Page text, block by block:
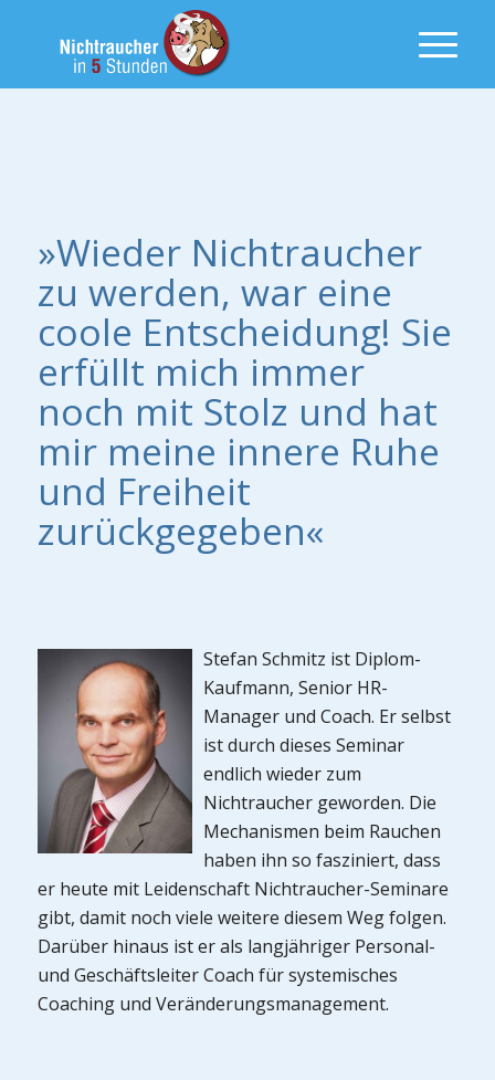
»Wieder Nichtraucher
zu werden, war eine
coole Entscheidung! Sie
erfüllt mich immer
noch mit Stolz und hat
mir meine innere Ruhe
und Freiheit
zurückgegeben«
Stefan Schmitz ist Diplom-
Kaufmann, Senior HR-
Manager und Coach. Er selbst
ist durch dieses Seminar
endlich wieder zum
Nichtraucher geworden. Die
Mechanismen beim Rauchen
haben ihn so fasziniert, dass
er heute mit Leidenschaft Nichtraucher-Seminare
gibt, damit noch viele weitere diesem Weg folgen.
Darüber hinaus ist er als langjähriger Personal-
und Geschäftsleiter Coach für systemisches
Coaching und Veränderungsmanagement.